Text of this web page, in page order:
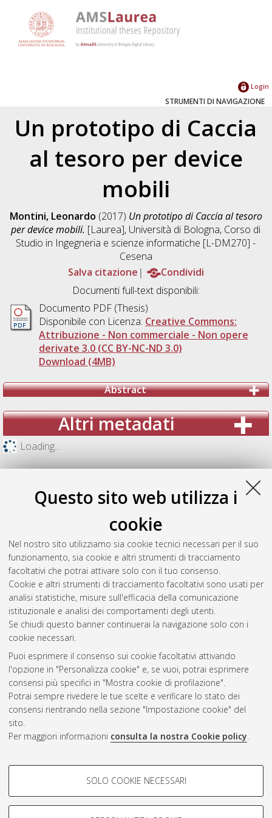
Questo sito web utilizza i
cookie
Nel nostro sito utilizziamo sia cookie tecnici necessari per il suo
funzionamento, sia cookie e altri strumenti di tracciamento
facoltativi che potrai attivare solo con il tuo consenso.
Cookie e altri strumenti di tracciamento facoltativi sono usati per
analisi statistiche, misure sull'efficacia della comunicazione
istituzionale e analisi dei comportamenti degli utenti.
Se chiudi questo banner continuerai la navigazione solo con i
cookie necessari.
Puoi esprimere il consenso sui cookie facoltativi attivando
l'opzione in "Personalizza cookie" e, se vuoi, potrai esprimere
consensi più specifici in "Mostra cookie di profilazione".
Potrai sempre rivedere le tue scelte e verificare lo stato dei
consensi rientrando nella sezione "Impostazione cookie" del
sito.
Per maggiori informazioni consulta la nostra Cookie policy.
COOKIE DI PROFILAZIONE -
Si tratta di cookie utilizzati per analizzare le caratteristiche della
SOLO COOKIE NECESSARI
Login
STRUMENTI DI NAVIGAZIONE
Un prototipo di Caccia
al tesoro per device
mobili
Montini, Leonardo (2017) Un prototipo di Caccia al tesoro
per device mobili. [Laurea], Università di Bologna, Corso di
Studio in Ingegneria e scienze informatiche [L-DM270] -
Cesena
Salva citazione
Condividi
Documenti full-text disponibili:
Documento PDF (Thesis)
Disponibile con Licenza: Creative Commons:
Attribuzione - Non commerciale - Non opere
derivate 3.0 (CC BY-NC-ND 3.0)
Download (4MB)
Abstract
Altri metadati
Loading...
Gestione del documento:
Atom
Rss 1.0
Rss 2.0
AMS Laurea
Impostazioni Cookie
Informativa sulla privacy
Condizioni d’uso del sito